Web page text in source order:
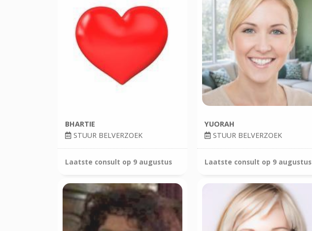
BHARTIE
STUUR BELVERZOEK
Laatste consult op 9 augustus
YUORAH
STUUR BELVERZOEK
Laatste consult op 9 augustus